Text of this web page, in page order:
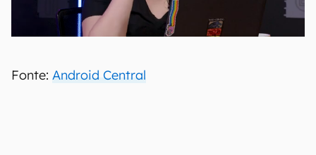
Fonte: Android Central